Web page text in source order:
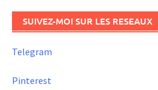
sujets
SUIVEZ-MOI SUR LES RESEAUX
Telegram
Pinterest